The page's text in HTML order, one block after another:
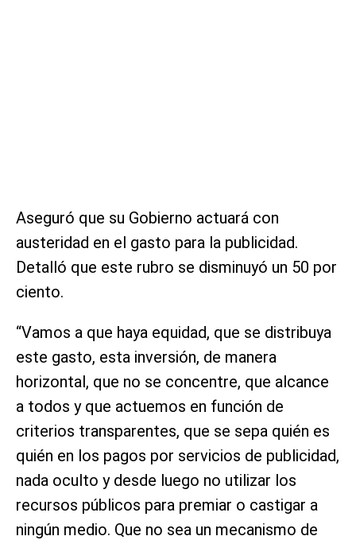
Aseguró que su Gobierno actuará con
austeridad en el gasto para la publicidad.
Detalló que este rubro se disminuyó un 50 por
ciento.
“Vamos a que haya equidad, que se distribuya
este gasto, esta inversión, de manera
horizontal, que no se concentre, que alcance
a todos y que actuemos en función de
criterios transparentes, que se sepa quién es
quién en los pagos por servicios de publicidad,
nada oculto y desde luego no utilizar los
recursos públicos para premiar o castigar a
ningún medio. Que no sea un mecanismo de